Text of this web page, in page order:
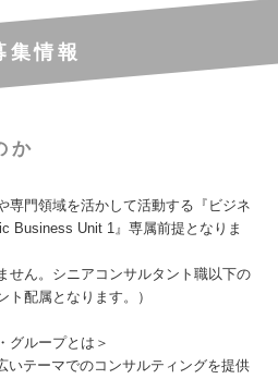
集情報
か
専門領域を活かして活動する『ビジネ
Business Unit 1』専属前提となりま
せん。シニアコンサルタント職以下の
配属となります。）
グループとは＞
いテーマでのコンサルティングを提供